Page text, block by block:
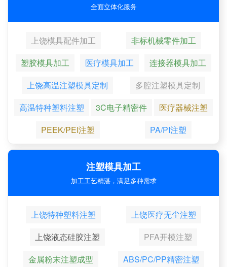
全面立体化服务
上饶模具配件加工
非标机械零件加工
塑胶模具加工
医疗模具加工
连接器模具加工
上饶高温注塑模具定制
多腔注塑模具定制
高温特种塑料注塑
3C电子精密件
医疗器械注塑
PEEK/PEI注塑
PA/PI注塑
注塑模具加工
加工工艺精湛，满足多种需求
上饶特种塑料注塑
上饶医疗无尘注塑
上饶液态硅胶注塑
PFA开模注塑
金属粉末注塑成型
ABS/PC/PP精密注塑